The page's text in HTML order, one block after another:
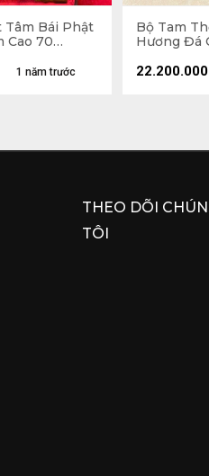
Tâm Bái Phật
Cao 70
1 năm trước
Bộ Tam
Hương Đá
Quang 78
22.200.000
THEO DÕI
TÔI